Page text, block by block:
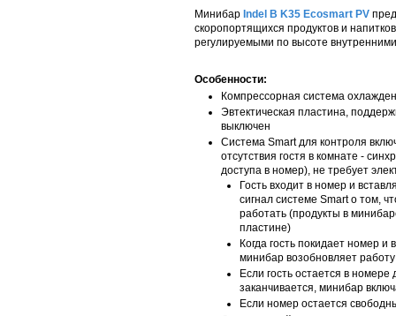
Минибар Indel B K35 Ecosmart PV
скоропортящихся продуктов и
регулируемыми по высоте
Особенности:
Компрессорная система
Эвтектическая пластина,
выключен
Система Smart для контроля
отсутствия гостя в комнате -
доступа в номер), не требует
Гость входит в номер и
сигнал системе Smart о том,
работать (продукты в
пластине)
Когда гость покидает номер
минибар возобновляет работу
Если гость остается в
заканчивается, минибар
Если номер остается